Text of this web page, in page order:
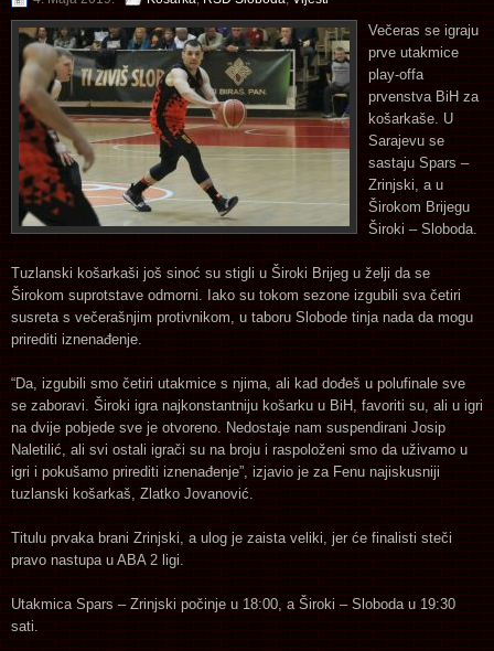
Večeras se igraju
prve utakmice
play-offa
prvenstva BiH za
košarkaše. U
Sarajevu se
sastaju Spars –
Zrinjski, a u
Širokom Brijegu
Široki – Sloboda.
Tuzlanski košarkaši još sinoć su stigli u Široki Brijeg u želji da se
Širokom suprotstave odmorni. Iako su tokom sezone izgubili sva četiri
susreta s večerašnjim protivnikom, u taboru Slobode tinja nada da mogu
prirediti iznenađenje.
“Da, izgubili smo četiri utakmice s njima, ali kad dođeš u polufinale sve
se zaboravi. Široki igra najkonstantniju košarku u BiH, favoriti su, ali u igri
na dvije pobjede sve je otvoreno. Nedostaje nam suspendirani Josip
Naletilić, ali svi ostali igrači su na broju i raspoloženi smo da uživamo u
igri i pokušamo prirediti iznenađenje”, izjavio je za Fenu najiskusniji
tuzlanski košarkaš, Zlatko Jovanović.
Titulu prvaka brani Zrinjski, a ulog je zaista veliki, jer će finalisti steči
pravo nastupa u ABA 2 ligi.
Utakmica Spars – Zrinjski počinje u 18:00, a Široki – Sloboda u 19:30
sati.